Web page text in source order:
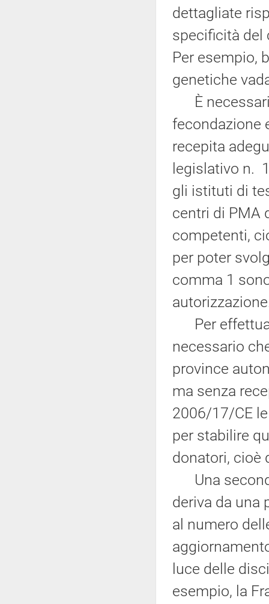
dettagliate
specificità del
Per esempio,
genetiche
È
fecondazione
recepita
legislativo n.
gli istituti di
centri di PMA
competenti,
per poter
comma 1
Per
necessario
province
ma senza
2006/17/CE
per stabilire
donatori, cioè
Una
deriva da una
al numero
luce delle
esempio, la